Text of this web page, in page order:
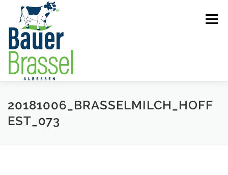
springen
Menü
ÜBER UNS STANDORTE MILCHERZEUGNISSE
20181006_BRASSELMILCH_HOFF
EST_073